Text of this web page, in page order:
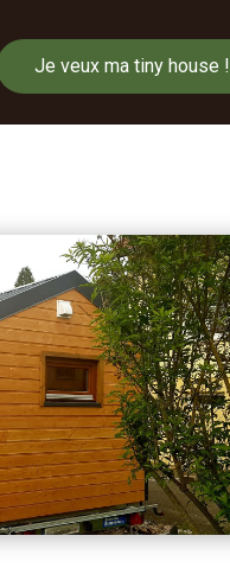
Je veux ma tiny house !